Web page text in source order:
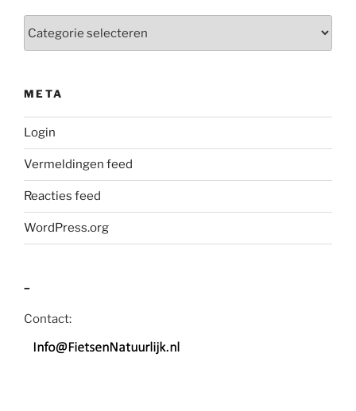
META
Login
Vermeldingen feed
Reacties feed
WordPress.org
–
Contact: